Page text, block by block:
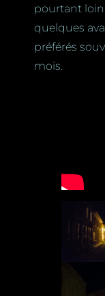
pourtant loin
quelques
préférés
mois.